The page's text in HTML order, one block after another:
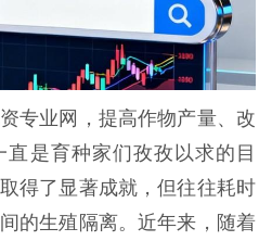
专业网，提高作物产量、改
是育种家们孜孜以求的目
得了显著成就，但往往耗时
的生殖隔离。近年来，随着